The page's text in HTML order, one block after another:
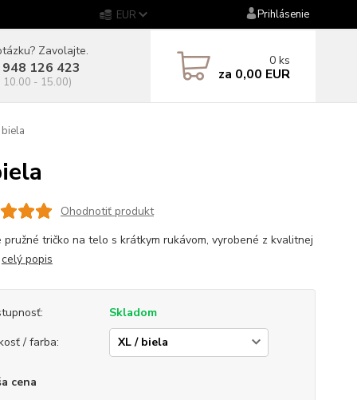
EUR Prihlásenie
Zavolajte.
126 423
10.00 - 15.00)
0 ks
za 0,00 EUR
Ohodnotiť produkt
pružné tričko na telo s krátkym rukávom, vyrobené z kvalitnej
celý popis
Skladom
/ farba:
cena